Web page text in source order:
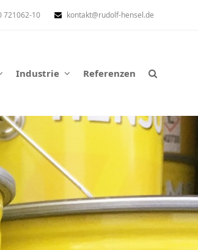
721062-10 kontakt@rudolf-hensel.de
Industrie Referenzen